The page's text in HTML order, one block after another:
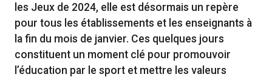
les Jeux de 2024, elle est désormais un repère
pour tous les établissements et les enseignants à
la fin du mois de janvier. Ces quelques jours
constituent un moment clé pour promouvoir
l’éducation par le sport et mettre les valeurs